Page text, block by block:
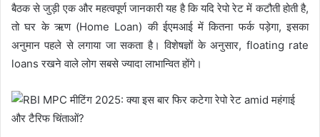
बैठक से जुड़ी एक और महत्वपूर्ण जानकारी यह है कि यदि रेपो रेट में कटौती होती है,
तो घर के ऋण (Home Loan) की ईएमआई में कितना फर्क पड़ेगा, इसका
अनुमान पहले से लगाया जा सकता है। विशेषज्ञों के अनुसार, floating rate
loans रखने वाले लोग सबसे ज्यादा लाभान्वित होंगे।